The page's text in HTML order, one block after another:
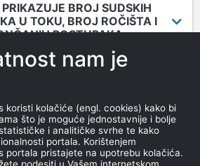
BROJ SUDSKIH
U TOKU, BROJ ROČIŠTA I
POSTUPAKA.
nam je
koristi kolačiće (engl. cookies) kako bi
što je moguće jednostavnije i bolje
i analitičke svrhe te kako
portala. Korištenjem
portala pristajete na upotrebu kolačića.